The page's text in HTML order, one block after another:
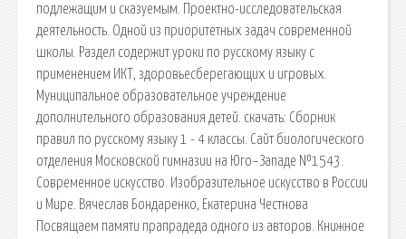
подлежащим и сказуемым. Проектно-исследовательская
деятельность. Одной из приоритетных задач современной
школы. Раздел содержит уроки по русскому языку с
применением ИКТ, здоровьесберегающих и игровых.
Муниципальное образовательное учреждение
дополнительного образования детей. cкачать: Сборник
правил по русскому языку 1 - 4 классы. Сайт биологического
отделения Московской гимназии на Юго–Западе №1543.
Современное искусство. Изобразительное искусство в России
и Мире. Вячеслав Бондаренко, Екатерина Честнова
Посвящаем памяти прапрадеда одного из авторов. Книжное